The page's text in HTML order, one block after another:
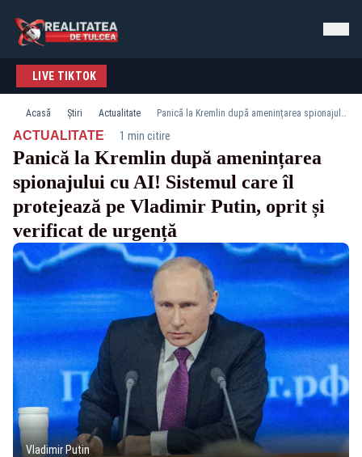
LIVE TIKTOK
Acasă Știri Actualitate Panică la Kremlin după amenințarea spionajului cu AI! Sistemul care îl protejează pe Vladimir Putin, oprit și verificat de urgență
ACTUALITATE· 1 min citire
Panică la Kremlin după amenințarea
spionajului cu AI! Sistemul care îl
protejează pe Vladimir Putin, oprit și
verificat de urgență
Vladimir Putin